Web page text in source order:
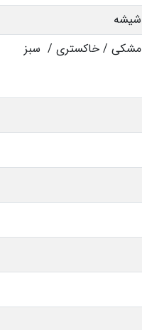
شیشه
مشکی / خاکستری / سبز